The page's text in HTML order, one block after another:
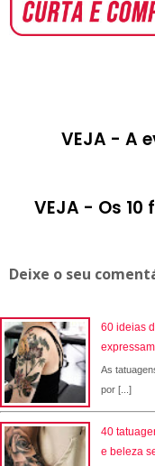
o
o
k
A
p
p
e
r
VEJA - A
VEJA - Os
Deixe o seu
60 ideias
As
por [...]
40
e beleza